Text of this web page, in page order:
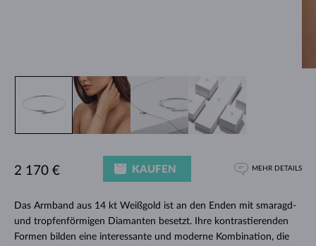
Das Armband aus 14 kt Weißgold ist an den Enden mit smaragd-
und tropfenförmigen Diamanten besetzt. Ihre kontrastierenden
Formen bilden eine interessante und moderne Kombination, die
2 170 € KAUFEN MEHR DETAILS